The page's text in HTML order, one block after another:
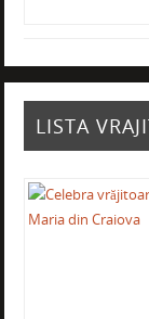
LISTA